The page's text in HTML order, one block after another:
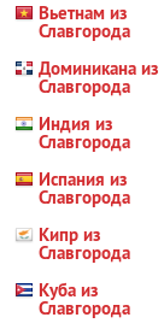
Вьетнам из
Славгорода
Доминикана из
Славгорода
Индия из
Славгорода
Испания из
Славгорода
Кипр из
Славгорода
Куба из
Славгорода